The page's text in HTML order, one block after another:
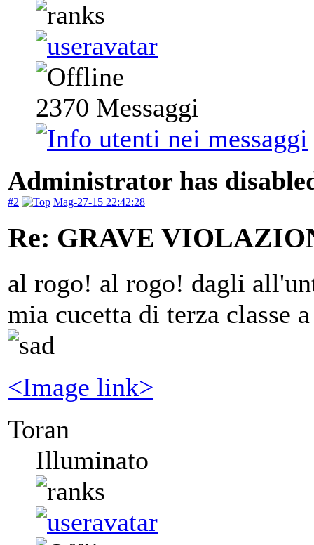
2370 Messaggi
Administrator has
#2 Mag-27-15 22:42:28
Re: GRAVE
al rogo! al rogo! dagli
mia cucetta di terza classe
<Image link>
Toran
Illuminato